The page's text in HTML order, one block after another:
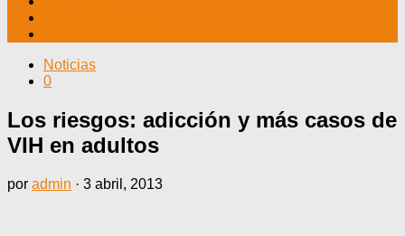
Noticias
0
Los riesgos: adicción y más casos de
VIH en adultos
por admin · 3 abril, 2013